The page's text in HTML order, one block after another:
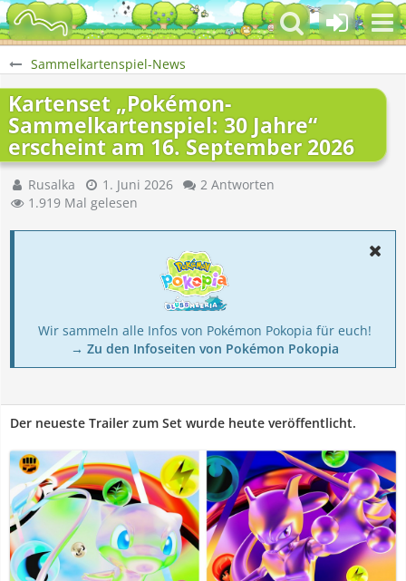
Sammelkartenspiel-News
Kartenset „Pokémon-
Sammelkartenspiel: 30 Jahre“
erscheint am 16. September 2026
Rusalka 1. Juni 2026
2 Antworten
1.919 Mal gelesen
Wir sammeln alle Infos von Pokémon Pokopia für euch!
→ Zu den Infoseiten von Pokémon Pokopia
Der neueste Trailer zum Set wurde heute veröffentlicht.